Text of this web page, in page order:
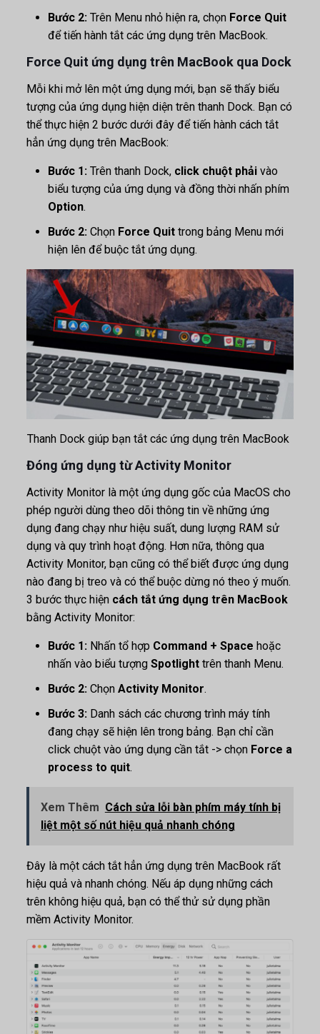
Bước 2: Trên Menu nhỏ hiện ra, chọnForce Quit
để tiến hành tắt các ứng dụng trên MacBook.
Force Quit ứng dụng trên MacBook qua Dock
Mỗi khi mở lên một ứng dụng mới, bạn sẽ thấy biểu
tượng của ứng dụng hiện diện trên thanh Dock. Bạn có
thể thực hiện 2 bước dưới đây để tiến hành cách tắt
hẳn ứng dụng trên MacBook:
Bước 1: Trên thanh Dock, click chuột phảivào
biểu tượng của ứng dụng và đồng thời nhấn phím
Option.
Bước 2: Chọn Force Quit trong bảng Menu mới
hiện lên để buộc tắt ứng dụng.
Thanh Dock giúp bạn tắt các ứng dụng trên MacBook
Đóng ứng dụng từ Activity Monitor
Activity Monitor là một ứng dụng gốc của MacOS cho
phép người dùng theo dõi thông tin về những ứng
dụng đang chạy như hiệu suất, dung lượng RAM sử
dụng và quy trình hoạt động. Hơn nữa, thông qua
Activity Monitor, bạn cũng có thể biết được ứng dụng
nào đang bị treo và có thể buộc dừng nó theo ý muốn.
3 bước thực hiện cách tắt ứng dụng trên MacBook
bằng Activity Monitor:
Bước 1: Nhấn tổ hợp Command + Space hoặc
nhấn vào biểu tượng Spotlighttrên thanh Menu.
Bước 2: Chọn Activity Monitor.
Bước 3: Danh sách các chương trình máy tính
đang chạy sẽ hiện lên trong bảng. Bạn chỉ cần
click chuột vào ứng dụng cần tắt -> chọn Force a
process to quit.
Xem Thêm Cách sửa lỗi bàn phím máy tính bị
liệt một số nút hiệu quả nhanh chóng
Đây là một cách tắt hẳn ứng dụng trên MacBook rất
hiệu quả và nhanh chóng. Nếu áp dụng những cách
trên không hiệu quả, bạn có thể thử sử dụng phần
mềm Activity Monitor.